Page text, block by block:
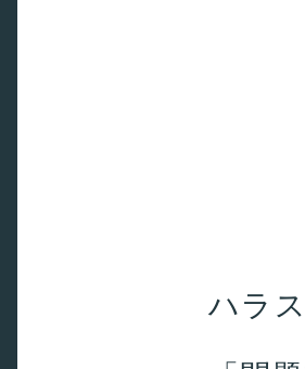
ハラ